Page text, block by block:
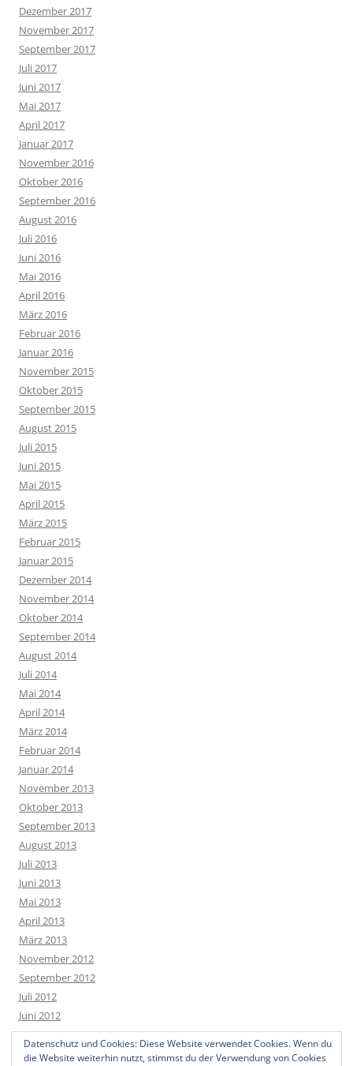
Dezember 2017
November 2017
September 2017
Juli 2017
Juni 2017
Mai 2017
April 2017
Januar 2017
November 2016
Oktober 2016
September 2016
August 2016
Juli 2016
Juni 2016
Mai 2016
April 2016
März 2016
Februar 2016
Januar 2016
November 2015
Oktober 2015
September 2015
August 2015
Juli 2015
Juni 2015
Mai 2015
April 2015
März 2015
Februar 2015
Januar 2015
Dezember 2014
November 2014
Oktober 2014
September 2014
August 2014
Juli 2014
Mai 2014
April 2014
März 2014
Februar 2014
Januar 2014
November 2013
Oktober 2013
September 2013
August 2013
Juli 2013
Juni 2013
Mai 2013
April 2013
März 2013
November 2012
September 2012
Juli 2012
Juni 2012
Mai 2012
April 2012
Datenschutz und Cookies: Diese Website verwendet Cookies. Wenn du
die Website weiterhin nutzt, stimmst du der Verwendung von Cookies